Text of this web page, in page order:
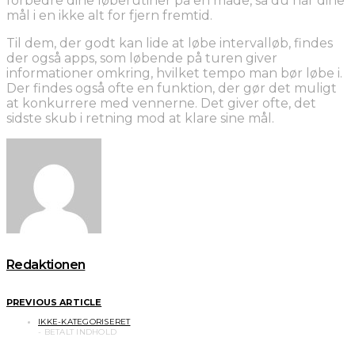
mål i en ikke alt for fjern fremtid.
Til dem, der godt kan lide at løbe intervalløb, findes
der også apps, som løbende på turen giver
informationer omkring, hvilket tempo man bør løbe i.
Der findes også ofte en funktion, der gør det muligt
at konkurrere med vennerne. Det giver ofte, det
sidste skub i retning mod at klare sine mål.
Redaktionen
PREVIOUS ARTICLE
IKKE-KATEGORISERET